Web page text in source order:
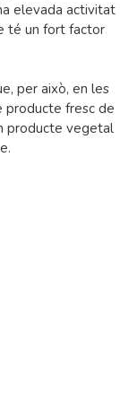
elevada activitat
té un fort factor
per això, en les
producte fresc de
producte vegetal